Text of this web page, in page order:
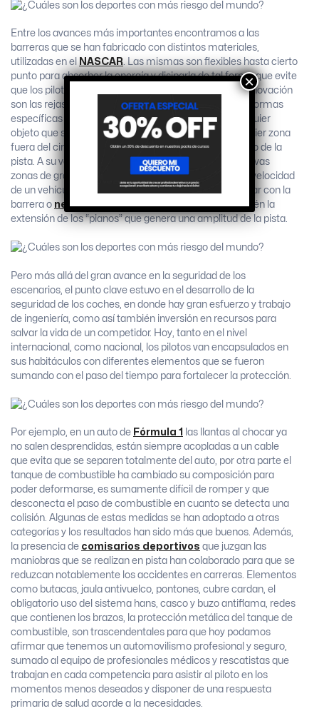
Entre los avances más importantes encontramos a las
barreras que se han fabricado con distintos materiales,
utilizadas en el
NASCAR. Las mismas son flexibles hasta cierto
punto para absorber la energía y disiparla de tal forma que evite
que los pilotos y autos sufran más daños. Otra gran innovación
son las rejas, las cuales se fabrican con metales y de formas
específicas para que puedan detener y envolver cualquier
objeto que salga proyectado hacia las gradas o cualquier zona
fuera del circuito, manteniendo todas las partes dentro de la
pista. A su vez, con el tiempo se fueron colocando nuevas
zonas de grava o leca que tienen el fin de disminuir la velocidad
de un vehículo que se sale de la pista antes de impactar con la
barrera o neumáticode contención, como así también la
extensión de los “pianos” que genera una amplitud de la pista.
Pero más allá del gran avance en la seguridad de los
escenarios, el punto clave estuvo en el desarrollo de la
seguridad de los coches, en donde hay gran esfuerzo y trabajo
de ingeniería, como así también inversión en recursos para
salvar la vida de un competidor. Hoy, tanto en el nivel
internacional, como nacional, los pilotos van encapsulados en
sus habitáculos con diferentes elementos que se fueron
sumando con el paso del tiempo para fortalecer la protección.
Por ejemplo, en un auto de Fórmula 1
las llantas al chocar ya
no salen desprendidas, están siempre acopladas a un cable
que evita que se separen totalmente del auto, por otra parte el
tanque de combustible ha cambiado su composición para
poder deformarse, es sumamente difícil de romper y que
desconecta el paso de combustible en cuanto se detecta una
colisión. Algunas de estas medidas se han adoptado a otras
categorías y los resultados han sido más que buenos. Además,
la presencia de comisarios deportivos que juzgan las
maniobras que se realizan en pista han colaborado para que se
reduzcan notablemente los accidentes en carreras. Elementos
como butacas, jaula antivuelco, pontones, cubre cardan, el
obligatorio uso del sistema hans, casco y buzo antiflama, redes
que contienen los brazos, la protección metálica del tanque de
combustible, son trascendentales para que hoy podamos
afirmar que tenemos un automovilismo profesional y seguro,
sumado al equipo de profesionales médicos y rescatistas que
trabajan en cada competencia para asistir al piloto en los
momentos menos deseados y disponer de una respuesta
primaria de salud acorde a la necesidades.
×